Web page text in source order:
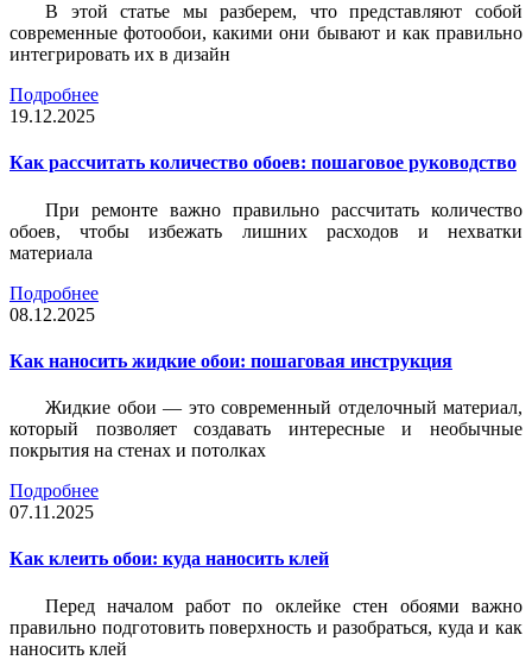
В этой статье мы разберем, что представляют собой
современные фотообои, какими они бывают и как правильно
интегрировать их в дизайн
Подробнее
19.12.2025
Как рассчитать количество обоев: пошаговое руководство
При ремонте важно правильно рассчитать количество
обоев, чтобы избежать лишних расходов и нехватки
материала
Подробнее
08.12.2025
Как наносить жидкие обои: пошаговая инструкция
Жидкие обои — это современный отделочный материал,
который позволяет создавать интересные и необычные
покрытия на стенах и потолках
Подробнее
07.11.2025
Как клеить обои: куда наносить клей
Перед началом работ по оклейке стен обоями важно
правильно подготовить поверхность и разобраться, куда и как
наносить клей